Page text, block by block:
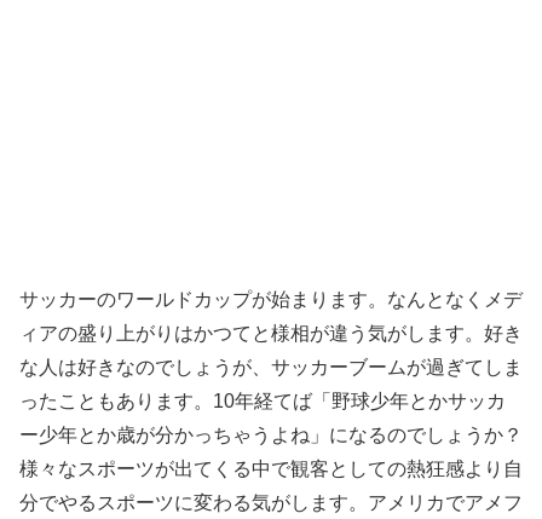
サッカーのワールドカップが始まります。なんとなくメデ
ィアの盛り上がりはかつてと様相が違う気がします。好き
な人は好きなのでしょうが、サッカーブームが過ぎてしま
ったこともあります。10年経てば「野球少年とかサッカ
ー少年とか歳が分かっちゃうよね」になるのでしょうか？
様々なスポーツが出てくる中で観客としての熱狂感より自
分でやるスポーツに変わる気がします。アメリカでアメフ